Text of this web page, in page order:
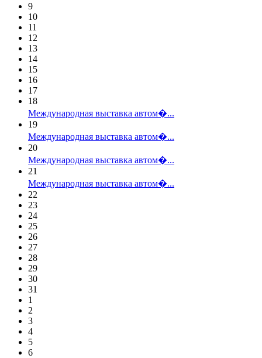
9
10
11
12
13
14
15
16
17
18
Международная выставка автом�...
19
Международная выставка автом�...
20
Международная выставка автом�...
21
Международная выставка автом�...
22
23
24
25
26
27
28
29
30
31
1
2
3
4
5
6